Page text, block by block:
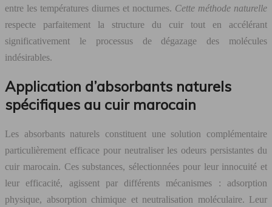
entre les températures diurnes et nocturnes. Cette méthode naturelle
respecte parfaitement la structure du cuir tout en accélérant
significativement le processus de dégazage des molécules
indésirables.
Application d’absorbants naturels
spécifiques au cuir marocain
Les absorbants naturels constituent une solution complémentaire
particulièrement efficace pour neutraliser les odeurs persistantes du
cuir marocain. Ces substances, sélectionnées pour leur innocuité et
leur efficacité, agissent par différents mécanismes : adsorption
physique, absorption chimique et neutralisation moléculaire. Leur